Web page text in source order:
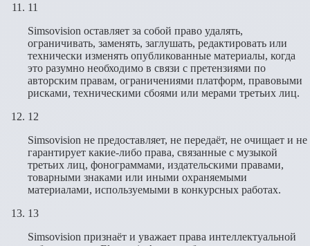
11
Simsovision оставляет за собой право удалять,
ограничивать, заменять, заглушать, редактировать или
технически изменять опубликованные материалы, когда
это разумно необходимо в связи с претензиями по
авторским правам, ограничениями платформ, правовыми
рисками, техническими сбоями или мерами третьих лиц.
12
Simsovision не предоставляет, не передаёт, не очищает и не
гарантирует какие-либо права, связанные с музыкой
третьих лиц, фонограммами, издательскими правами,
товарными знаками или иными охраняемыми
материалами, используемыми в конкурсных работах.
13
Simsovision признаёт и уважает права интеллектуальной